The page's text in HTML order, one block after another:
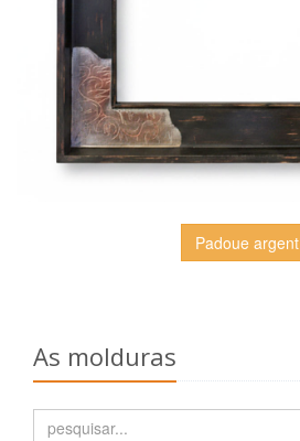
Padoue argent
As molduras